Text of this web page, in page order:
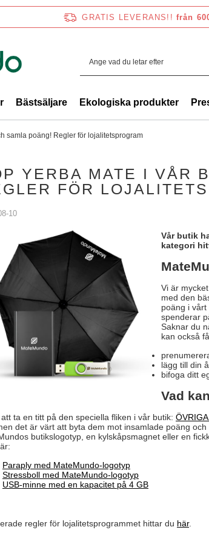
GRATIS LEVERANS!! från
Bästsäljare Ekologiska produkter
samla poäng! Regler för lojalitetsprogram
YERBA MATE I VÅR
FÖR
10
Vår butik
kategori
Vi är
med den
poäng i vårt
spenderar
Saknar du
kan också
lägg till din
bifoga ditt
Vad
ta en titt på den speciella fliken i vår butik:
det är värt att byta dem mot insamlade poäng
butikslogotyp, en kylskåpsmagnet eller en
Paraply med MateMundo-logotyp
Stressboll med MateMundo-logotyp
USB-minne med en kapacitet på 4 GB
regler för lojalitetsprogrammet hittar du här.